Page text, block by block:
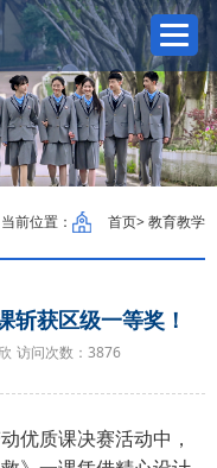
当前位置： 首页> 教育教学
斩获区级一等奖！
访问次数： 3876
优质课决赛活动中，